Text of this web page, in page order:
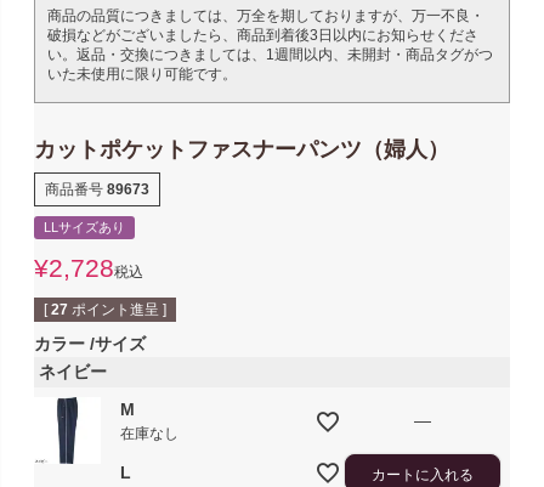
商品の品質につきましては、万全を期しておりますが、万一不良・
破損などがございましたら、商品到着後3日以内にお知らせくださ
い。返品・交換につきましては、1週間以内、未開封・商品タグがつ
いた未使用に限り可能です。
カットポケットファスナーパンツ（婦人）
商品番号 89673
LLサイズあり
¥2,728税込
[ 27 ポイント進呈 ]
カラー サイズ
ネイビー
M
在庫なし
—
L カートに入れる